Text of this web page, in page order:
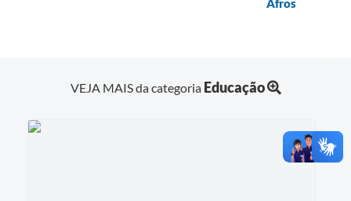
Afros
VEJA MAIS da categoria Educação